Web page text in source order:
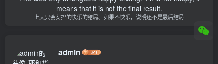
means that it is not the final result.
上天只会安排的快乐的结局。如果不快乐，说明还不是最后结局
admin